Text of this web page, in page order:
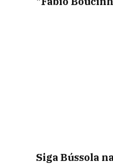
Siga Bússola